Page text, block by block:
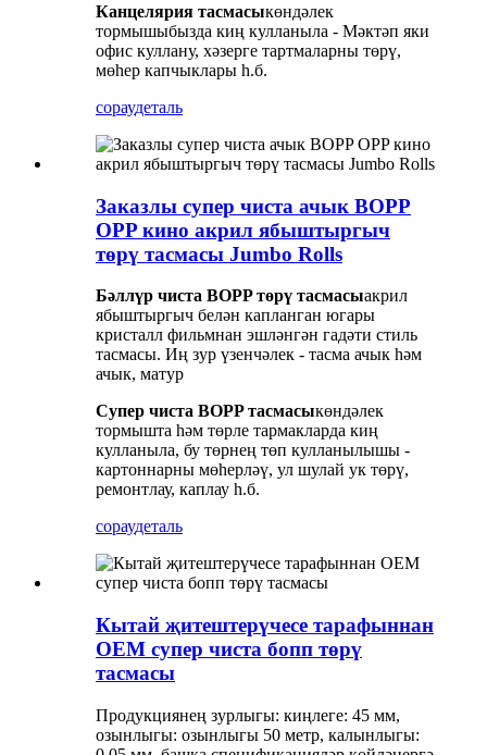
Канцелярия тасмасыкөндәлек
тормышыбызда киң кулланыла - Мәктәп яки
офис куллану, хәзерге тартмаларны төрү,
мөһер капчыклары һ.б.
сораудеталь
Заказлы супер чиста ачык BOPP
OPP кино акрил ябыштыргыч
төрү тасмасы Jumbo Rolls
Бәллүр чиста BOPP төрү тасмасыакрил
ябыштыргыч белән капланган югары
кристалл фильмнан эшләнгән гадәти стиль
тасмасы. Иң зур үзенчәлек - тасма ачык һәм
ачык, матур
Супер чиста BOPP тасмасыкөндәлек
тормышта һәм төрле тармакларда киң
кулланыла, бу төрнең төп кулланылышы -
картоннарны мөһерләү, ул шулай ук ​​төрү,
ремонтлау, каплау һ.б.
сораудеталь
Кытай җитештерүчесе тарафыннан
OEM супер чиста бопп төрү
тасмасы
Продукциянең зурлыгы: киңлеге: 45 мм,
озынлыгы: озынлыгы 50 метр, калынлыгы: